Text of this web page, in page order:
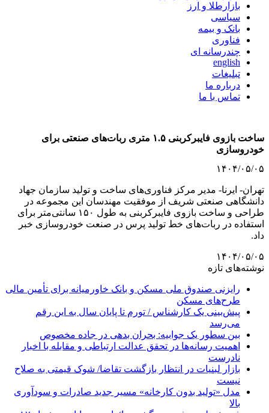
بازارطلا و ارز
سیاسی
بانک و بیمه
فناوری
چندرسانه ای
english
تبلیغات
درباره ما
تماس با ما
ساخت بازوی فایبرکربنی ۱.۵ متری ربات‌های صنعتی برای
خودروسازی
۱۴۰۴/۰۵/۰۵
تهران- ایرنا- مدیر مرکز فناوری‌های ساخت و تولید سازمان جهاد
دانشگاهی صنعتی شریف از موفقیت مهندسان این مجموعه در
طراحی و ساخت بازوی فایبرکربنی به طول ۱۵۰ سانتی‌متر برای
استفاده در ربات‌های خط تولید پرس در صنعت خودروسازی خبر
داد.
۱۴۰۴/۰۵/۰۵
نوشته‌های تازه
رایزنی صندوق ملی مسکن و بانک خاورمیانه برای تأمین مالی
طرح‌های مسکن
پیش‌بینی یک کارشناس / تورم تا پایان سال به این رقم
می‌رسد
بین سطور یک جوابیه: بحران بدهی در جاده مخصوص
اهمیت رسانه‌ها در تحقق عدالت ارتباطی و مقابله با اخبار
نادرست
بازار لبنیات در انتظار بازگشت تقاضا/ شوک قیمتی به صلاح
نیست
مدل «تولید بدون کارخانه» مسیر جدید صادرات و سودآوری
بالا